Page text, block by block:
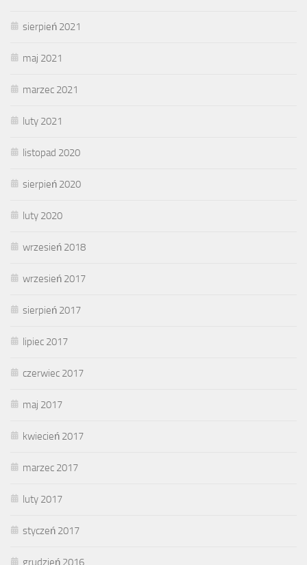
sierpień 2021
maj 2021
marzec 2021
luty 2021
listopad 2020
sierpień 2020
luty 2020
wrzesień 2018
wrzesień 2017
sierpień 2017
lipiec 2017
czerwiec 2017
maj 2017
kwiecień 2017
marzec 2017
luty 2017
styczeń 2017
grudzień 2016